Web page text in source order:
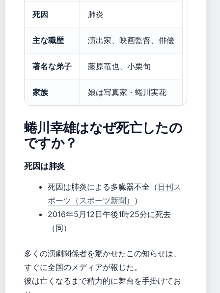
死因 肺炎
主な職歴 演出家、映画監督、俳優
著名な弟子 藤原竜也、小栗旬
家族 娘は写真家・蜷川実花
蜷川幸雄はなぜ死亡したの
ですか？
死因は肺炎
死因は肺炎による多臓器不全（ 日刊ス
ポーツ（スポーツ新聞） ）
2016年5月12日午後1時25分に死去
（同）
多くの演劇関係者を驚かせたこの知らせは、
すぐに全国のメディアが報じた。
彼は亡くなるまで精力的に舞台を手掛けてお